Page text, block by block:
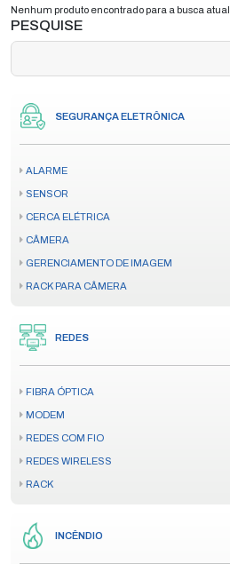
PESQUISE
SEGURANÇA ELETRÔNICA
ALARME
SENSOR
CERCA ELÉTRICA
CÂMERA
GERENCIAMENTO DE IMAGEM
RACK PARA CÂMERA
REDES
FIBRA ÓPTICA
MODEM
REDES COM FIO
REDES WIRELESS
RACK
INCÊNDIO
Nenhum produto encontrado para a busca atual.